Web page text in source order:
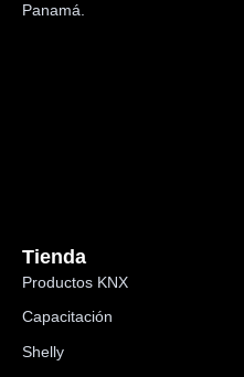
Panamá.
Tienda
Productos KNX
Capacitación
Shelly